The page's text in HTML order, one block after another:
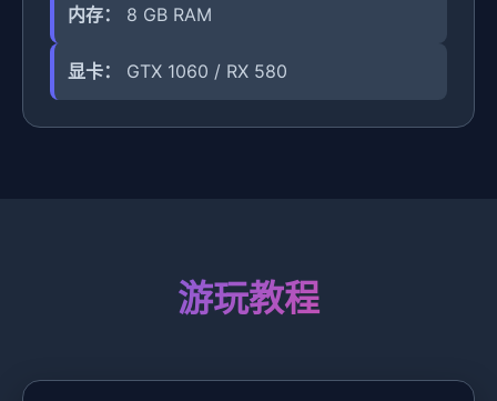
内存： 8 GB RAM
显卡： GTX 1060 / RX 580
游玩教程